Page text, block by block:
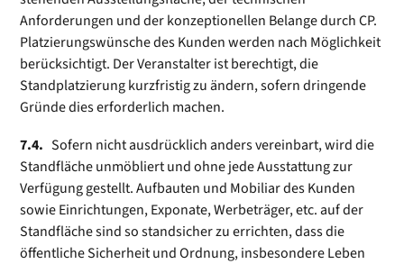
Anforderungen und der konzeptionellen Belange durch CP.
Platzierungswünsche des Kunden werden nach Möglichkeit
berücksichtigt. Der Veranstalter ist berechtigt, die
Standplatzierung kurzfristig zu ändern, sofern dringende
Gründe dies erforderlich machen.
7.4. Sofern nicht ausdrücklich anders vereinbart, wird die
Standfläche unmöbliert und ohne jede Ausstattung zur
Verfügung gestellt. Aufbauten und Mobiliar des Kunden
sowie Einrichtungen, Exponate, Werbeträger, etc. auf der
Standfläche sind so standsicher zu errichten, dass die
öffentliche Sicherheit und Ordnung, insbesondere Leben